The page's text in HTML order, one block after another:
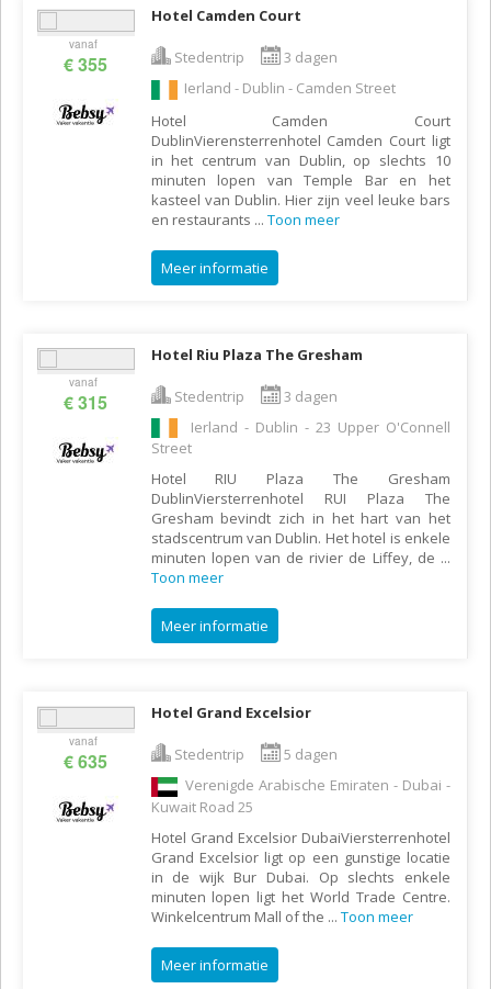
vanaf
€ 355
Hotel Camden Court
Stedentrip
3 dagen
Ierland - Dublin - Camden Street
Hotel Camden Court
DublinVierensterrenhotel Camden Court ligt
in het centrum van Dublin, op slechts 10
minuten lopen van Temple Bar en het
kasteel van Dublin. Hier zijn veel leuke bars
en restaurants ... Toon meer
Meer informatie
vanaf
€ 315
Hotel Riu Plaza The Gresham
Stedentrip
3 dagen
Ierland - Dublin - 23 Upper O'Connell
Street
Hotel RIU Plaza The Gresham
DublinViersterrenhotel RUI Plaza The
Gresham bevindt zich in het hart van het
stadscentrum van Dublin. Het hotel is enkele
minuten lopen van de rivier de Liffey, de ...
Toon meer
Meer informatie
vanaf
€ 635
Hotel Grand Excelsior
Stedentrip
5 dagen
Verenigde Arabische Emiraten - Dubai -
Kuwait Road 25
Hotel Grand Excelsior DubaiViersterrenhotel
Grand Excelsior ligt op een gunstige locatie
in de wijk Bur Dubai. Op slechts enkele
minuten lopen ligt het World Trade Centre.
Winkelcentrum Mall of the ... Toon meer
Meer informatie